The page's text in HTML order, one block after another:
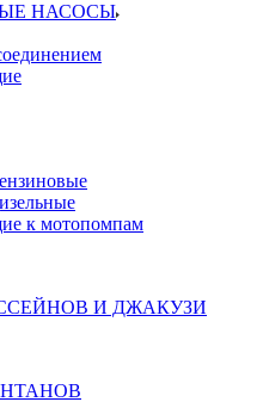
НАСОСЫ
к мотопомпам
И ДЖАКУЗИ